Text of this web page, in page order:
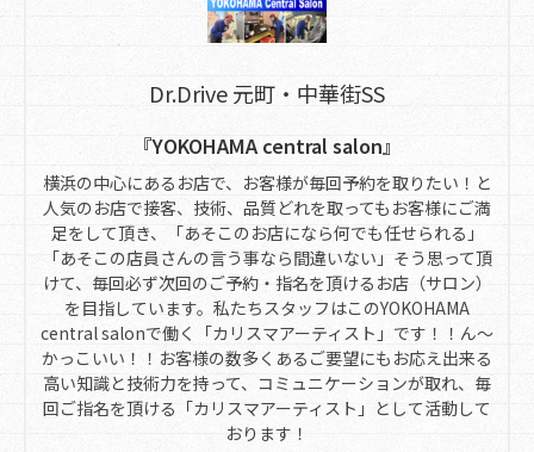
Dr.Drive 元町・中華街SS
『YOKOHAMA central salon』
横浜の中心にあるお店で、お客様が毎回予約を取りたい！と
人気のお店で接客、技術、品質どれを取ってもお客様にご満
足をして頂き、「あそこのお店になら何でも任せられる」
「あそこの店員さんの言う事なら間違いない」そう思って頂
けて、毎回必ず次回のご予約・指名を頂けるお店（サロン）
を目指しています。私たちスタッフはこのYOKOHAMA
central salonで働く「カリスマアーティスト」です！！ん～
かっこいい！！お客様の数多くあるご要望にもお応え出来る
高い知識と技術力を持って、コミュニケーションが取れ、毎
回ご指名を頂ける「カリスマアーティスト」として活動して
おります！